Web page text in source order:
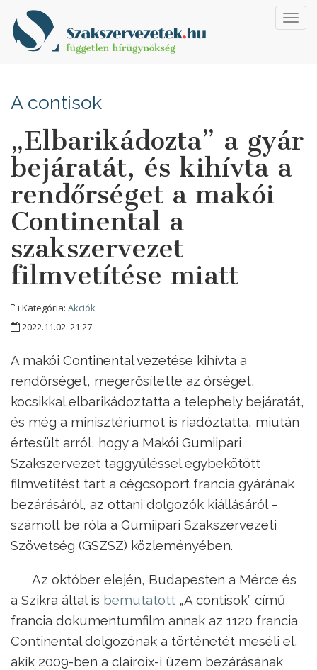
A contisok
„Elbarikádozta” a gyár
bejáratát, és kihívta a
rendőrséget a makói
Continental a
szakszervezet
filmvetítése miatt
Kategória: Akciók
2022.11.02. 21:27
A makói Continental vezetése kihívta a
rendőrséget, megerősítette az őrséget,
kocsikkal elbarikádoztatta a telephely bejáratát,
és még a minisztériumot is riadóztatta, miután
értesült arról, hogy a Makói Gumiipari
Szakszervezet taggyűléssel egybekötött
filmvetítést tart a cégcsoport francia gyárának
bezárásáról, az ottani dolgozók kiállásáról –
számolt be róla a Gumiipari Szakszervezeti
Szövetség (GSZSZ) közleményében.
Az október elején, Budapesten a Mérce és
a Szikra által is bemutatott „A contisok” című
francia dokumentumfilm annak az 1120 francia
Continental dolgozónak a történetét meséli el,
akik 2009-ben a clairoix-i üzem bezárásának